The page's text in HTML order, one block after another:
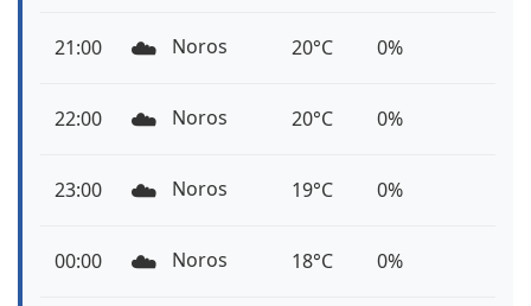
21:00 ☁️ Noros 20°C 0%
22:00 ☁️ Noros 20°C 0%
23:00 ☁️ Noros 19°C 0%
00:00 ☁️ Noros 18°C 0%